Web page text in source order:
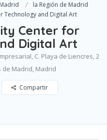
Madrid
la Región de Madrid
Technology and Digital Art
Center for
Digital Art
C. Playa de Liencres, 2
de Madrid, Madrid
Compartir